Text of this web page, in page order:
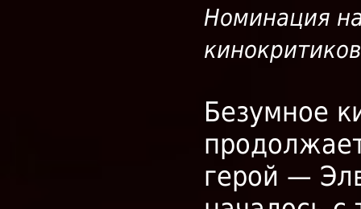
Номинация
Безумное
герой —